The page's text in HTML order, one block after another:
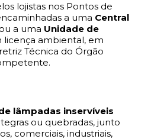
lojistas nos Pontos de
a uma Central
ou a uma Unidade de
licença ambiental, em
Técnica do Órgão
lâmpadas inservíveis
ou quebradas, junto
comerciais, industriais,